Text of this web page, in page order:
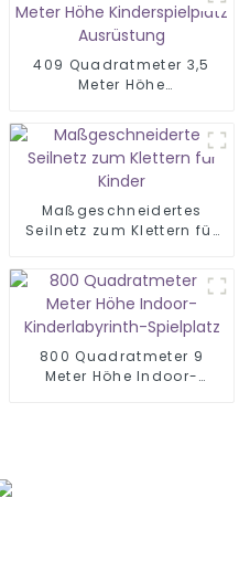
409 Quadratmeter 3,5
Meter Höhe
Ausrüstung
Maßgeschneidertes
Seilnetz zum Klettern für
800 Quadratmeter 9
Meter Höhe Indoor-